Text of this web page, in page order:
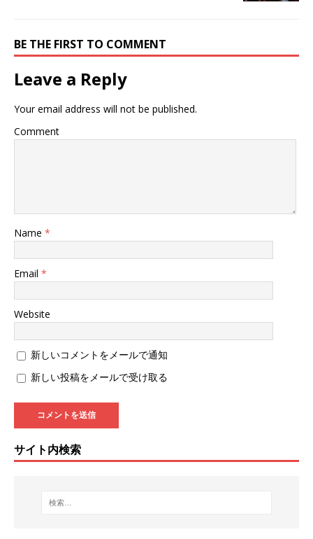
ン
ド
ウ
開
き
)
BE THE FIRST TO COMMENT
Leave a Reply
Your email address will not be published.
Comment
Name *
Email *
Website
新しいコメントをメールで通知
新しい投稿をメールで受け取る
サイト内検索